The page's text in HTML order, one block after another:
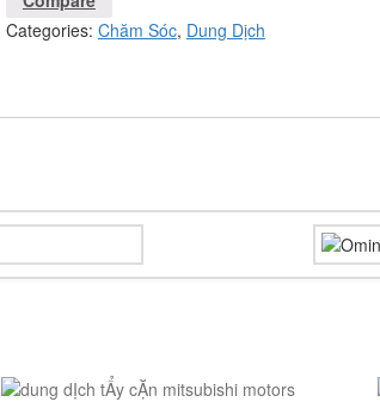
Categories: Chăm Sóc, Dung Dịch